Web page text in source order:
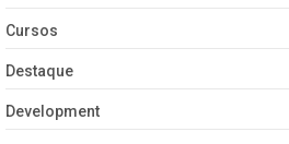
Cursos
Destaque
Development